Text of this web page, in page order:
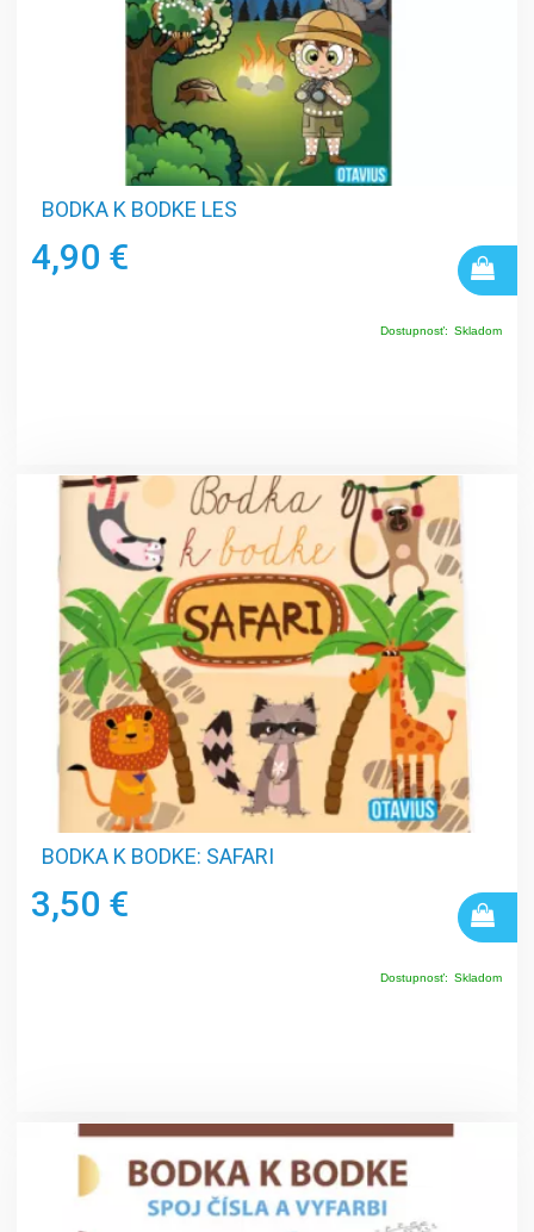
BODKA K BODKE LES
4,90 €
Dostupnosť: Skladom
BODKA K BODKE: SAFARI
3,50 €
Dostupnosť: Skladom